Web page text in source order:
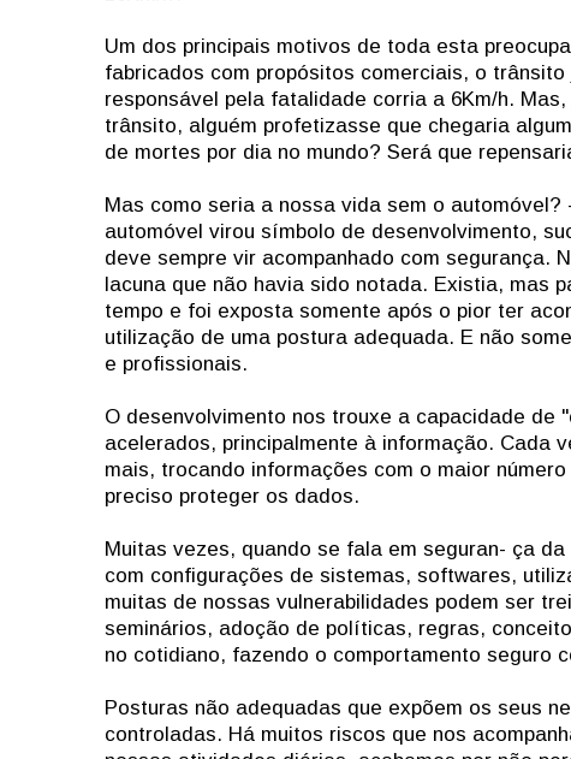
Um dos principais motivos de toda esta
fabricados com propósitos comerciais, o
responsável pela fatalidade corria a 6Km/h.
trânsito, alguém profetizasse que chegaria
de mortes por dia no mundo? Será que
Mas como seria a nossa vida sem o
automóvel virou símbolo de desenvolvimento,
deve sempre vir acompanhado com segurança.
lacuna que não havia sido notada. Existia, mas
tempo e foi exposta somente após o pior ter
utilização de uma postura adequada. E não
e profissionais.
O desenvolvimento nos trouxe a capacidade de
acelerados, principalmente à informação. Cada
mais, trocando informações com o maior
preciso proteger os dados.
Muitas vezes, quando se fala em seguran- ça
com configurações de sistemas, softwares,
muitas de nossas vulnerabilidades podem ser
seminários, adoção de políticas, regras,
no cotidiano, fazendo o comportamento seguro
Posturas não adequadas que expõem os seus
controladas. Há muitos riscos que nos